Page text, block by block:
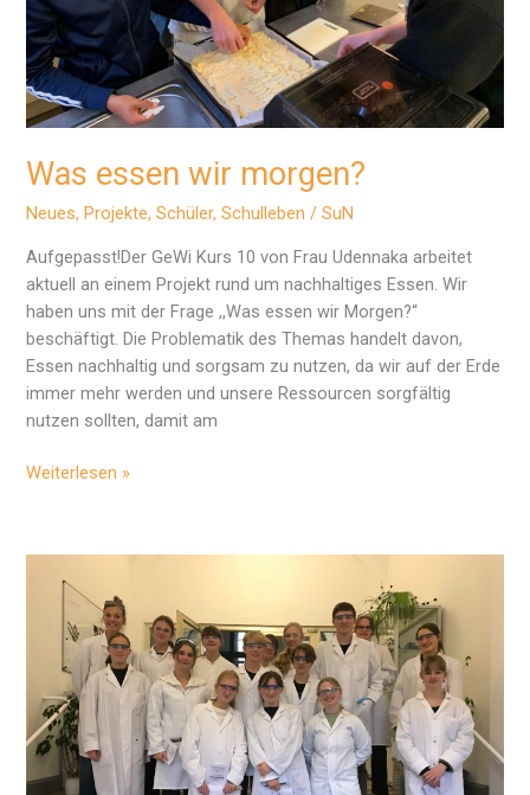
Was essen wir morgen?
Neues,Projekte,Schüler,Schulleben /SuN
Aufgepasst!Der GeWi Kurs 10 von Frau Udennaka arbeitet
aktuell an einem Projekt rund um nachhaltiges Essen. Wir
haben uns mit der Frage ,,Was essen wir Morgen?“
beschäftigt. Die Problematik des Themas handelt davon,
Essen nachhaltig und sorgsam zu nutzen, da wir auf der Erde
immer mehr werden und unsere Ressourcen sorgfältig
nutzen sollten, damit am
Was
morgen?
Weiterlesen »